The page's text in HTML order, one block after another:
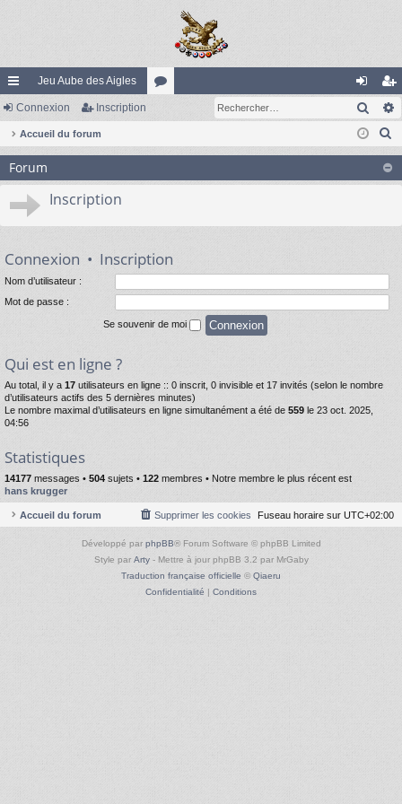
ac
co
ur
ci
Jeu Aube des Aigles
s
on
ne
on
ns
cri
pti
on
Connexion Inscription
Accueil du forum
Forum
Inscription
Connexion • Inscription
Nom d’utilisateur :
Mot de passe :
Se souvenir de moi
Qui est en ligne ?
Au total, il y a 17 utilisateurs en ligne :: 0 inscrit, 0 invisible et 17 invités (selon le nombre
d’utilisateurs actifs des 5 dernières minutes)
Le nombre maximal d’utilisateurs en ligne simultanément a été de 559 le 23 oct. 2025,
04:56
Statistiques
14177 messages • 504 sujets • 122 membres • Notre membre le plus récent est
hans krugger
Accueil du forum Fuseau horaire sur UTC+02:00
Supprimer les cookies
Développé par phpBB® Forum Software © phpBB Limited
Style par Arty- Mettre à jour phpBB 3.2 par MrGaby
Traduction française officielle © Qiaeru
Confidentialité | Conditions